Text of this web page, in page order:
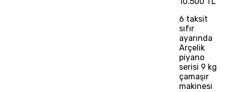
6 taksit
sıfır
ayarında
Arçelik
piyano
serisi 9 kg
çamaşır
makinesi